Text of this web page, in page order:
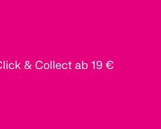
& Collect ab 19 €